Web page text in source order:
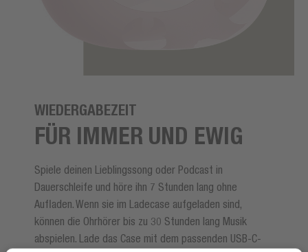
WIEDERGABEZEIT
FÜR IMMER UND EWIG
Spiele deinen Lieblingssong oder Podcast in
Dauerschleife und höre ihn 7 Stunden lang ohne
Aufladen. Wenn sie im Ladecase aufgeladen sind,
können die Ohrhörer bis zu 30 Stunden lang Musik
abspielen. Lade das Case mit dem passenden USB-C-